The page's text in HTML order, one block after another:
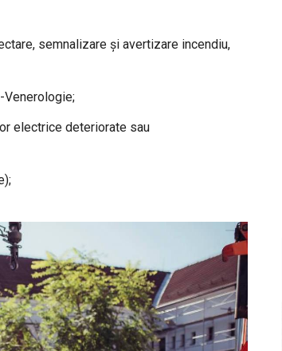
semnalizare şi avertizare incendiu,
Venerologie;
electrice deteriorate sau